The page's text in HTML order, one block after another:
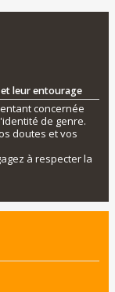
leur entourage
concernée
de genre.
doutes et vos
à respecter la